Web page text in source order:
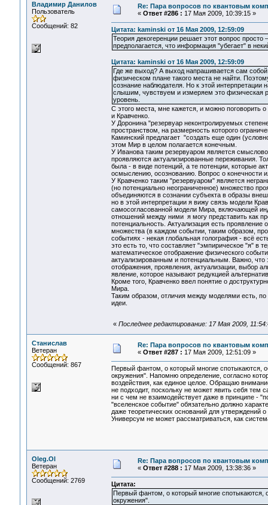
Владимир Данилов
Пользователь
Сообщений: 82
Re: Пара вопросов по квантовым
« Ответ #286 : 17 Мая 2009, 10:39:15 »
Цитата: kaminski от 16 Мая 2009, 12:59:09
Теория декогеренции решает этот вопрос
предполагается, что информация "убегает" в
Цитата: kaminski от 16 Мая 2009, 12:59:09
Где же выход? А выход напрашивается сам
физическом плане такого места не найти.
сознание наблюдателя. Но к этой
слышим, чувствуем и измеряем это физическая
уровень.
С этого места, мне кажется, и можно поговорить
и Кравченко.
У Доронина "резервуар неконтролируемых
пространством, на размерность которого
Каминский предлагает "создать еще один
этом Мир в целом полагается конечным.
У Иванова таким резервуаром является
проявляются актуализированные переживания.
была - в виде потенций, а те потенции, которые
осмыслению, осознованию. Вопрос о конечности
У Кравченко таким "резервуаром" является
(но потенциально неограниченное) множество
объединяются в сознании субъекта в образы
но в этой интерпретации я вижу связь модели
самосогласованной модели Мира, включающей
отношений между ними я могу представить как
потенциальность. Актуализация есть
множества (в каждом событии, таким образом,
событиях - некая глобальная голография - всё
это есть то, что составляет "эмпирическое "я"
математическое отображение физического
актуализированным и потенциальным. Важно, что
отображения, проявления, актуализации, выбор
явление, которое называют редукцией
Кроме того, Кравченко ввел понятие о
Мира.
Таким образом, отличия между моделями есть,
идеи.
« Последнее редактирование: 17 Мая 2009,
Станислав
Ветеран
Сообщений: 867
Re: Пара вопросов по квантовым
« Ответ #287 : 17 Мая 2009, 12:51:09 »
Первый фантом, о который многие спотыкаются,
окружения". Напомню определение, согласно
воздействия, как единое целое. Обращаю
не подходит, поскольку не может явить себя
ни с чем не взаимодействует даже в принципе -
"вселенское событие" обязательно должно
даже теоретических оснований для утверждений
Универсум не может рассматриваться, как
Oleg.Ol
Ветеран
Сообщений: 2769
Re: Пара вопросов по квантовым
« Ответ #288 : 17 Мая 2009, 13:38:36 »
Цитата:
Первый фантом, о который многие спотыкаются,
окружения".